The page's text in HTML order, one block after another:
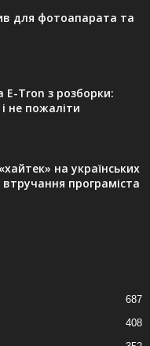
для фотоапарата та
Tron з розборки:
не пожаліти
на українських
програміста
687
408